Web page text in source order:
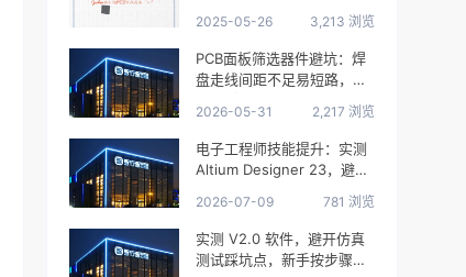
从项目搭建到Gerber输出的
PCB实战指南
2025-05-26 3,213 浏览
PCB面板筛选器件避坑：焊
盘走线间距不足易短路，新
2026-05-31 2,217 浏览
电子工程师技能提升：实测
Altium Designer 23，避开
2026-07-09 781 浏览
实测 V2.0 软件，避开仿真
测试踩坑点，新手按步骤操